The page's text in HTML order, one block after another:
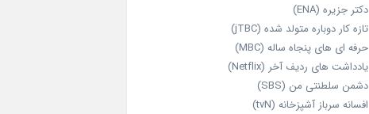
دکتر جزیره (ENA)
تازه‌ کار دوباره‌ متولد شده (jTBC)
حرفه‌ ای‌ های پنجاه‌ ساله (MBC)
یادداشت‌ های ردیف آخر (Netflix)
دشمن سلطنتی من (SBS)
افسانه سرباز آشپزخانه (tvN)